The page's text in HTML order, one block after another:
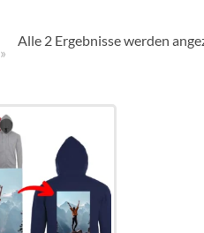
»
Alle 2 Ergebnisse werden